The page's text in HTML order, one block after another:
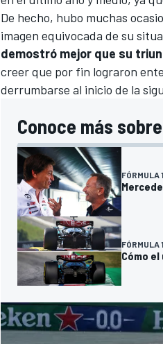
De hecho, hubo muchas
imagen equivocada de su
demostró mejor que su
creer que por fin lograron
derrumbarse al inicio de la
Conoce más
FÓRMULA 1
FÓRMULA 1
Cómo